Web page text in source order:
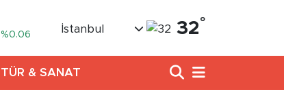
%0.06
%0.21
İstanbul 32°
& SANAT